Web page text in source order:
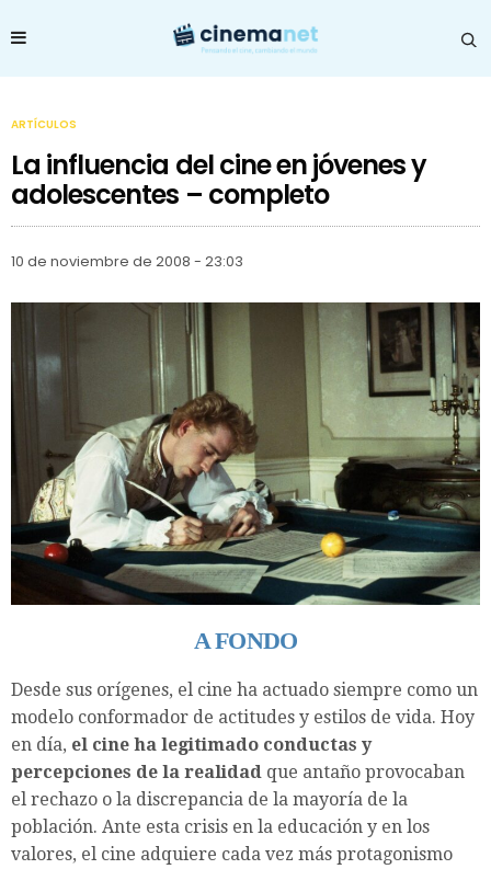
ARTÍCULOS
La influencia del cine en jóvenes y
adolescentes – completo
10 de noviembre de 2008 - 23:03
A FONDO
Desde sus orígenes, el cine ha actuado siempre como un
modelo conformador de actitudes y estilos de vida. Hoy
en día, el cine ha legitimado conductas y
percepciones de la realidad que antaño provocaban
el rechazo o la discrepancia de la mayoría de la
población. Ante esta crisis en la educación y en los
valores, el cine adquiere cada vez más protagonismo